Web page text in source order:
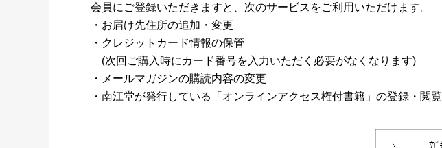
会員にご登録いただきますと、次のサービスをご利用いただけます。
・お届け先住所の追加・変更
・クレジットカード情報の保管
(次回ご購入時にカード番号を入力いただく必要がなくなります)
・メールマガジンの購読内容の変更
・南江堂が発行している「オンラインアクセス権付書籍」の登録・閲覧